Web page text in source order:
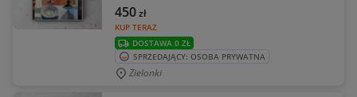
KUP TERAZ
450zł
DOSTAWA 0 ZŁ
SPRZEDAJĄCY: OSOBA PRYWATNA
Zielonki